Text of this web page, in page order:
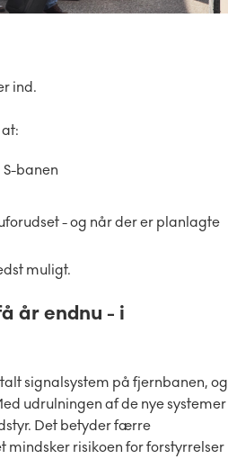
ind.
banen
- og når der er planlagte
muligt.
år endnu - i
signalsystem på fjernbanen, og
udrulningen af de nye systemer
Det betyder færre
mindsker risikoen for forstyrrelser